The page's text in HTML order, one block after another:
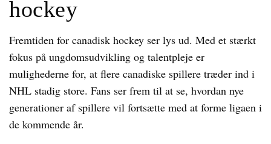
hockey
Fremtiden for canadisk hockey ser lys ud. Med et stærkt
fokus på ungdomsudvikling og talentpleje er
mulighederne for, at flere canadiske spillere træder ind i
NHL stadig store. Fans ser frem til at se, hvordan nye
generationer af spillere vil fortsætte med at forme ligaen i
de kommende år.